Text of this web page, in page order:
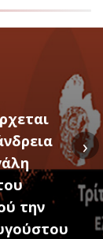
Νέου
του
›